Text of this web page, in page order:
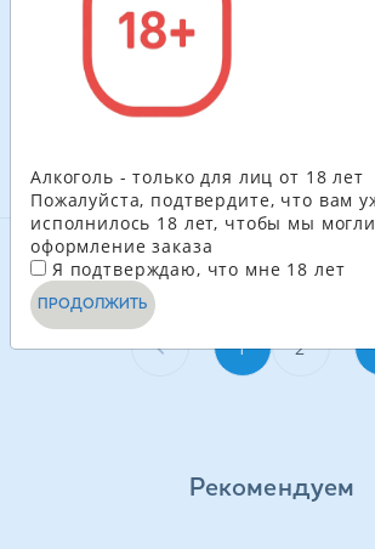
натуральное сухое
белое 0,75 л
ГРН
+
СМОТРЕТЬ ЕЩЁ
1 2
Рекомендуем
Алкоголь - только для лиц от 18 лет
Пожалуйста, подтвердите, что вам
исполнилось 18 лет, чтобы мы
оформление заказа
Я подтверждаю, что мне 18 лет
ПРОДОЛЖИТЬ